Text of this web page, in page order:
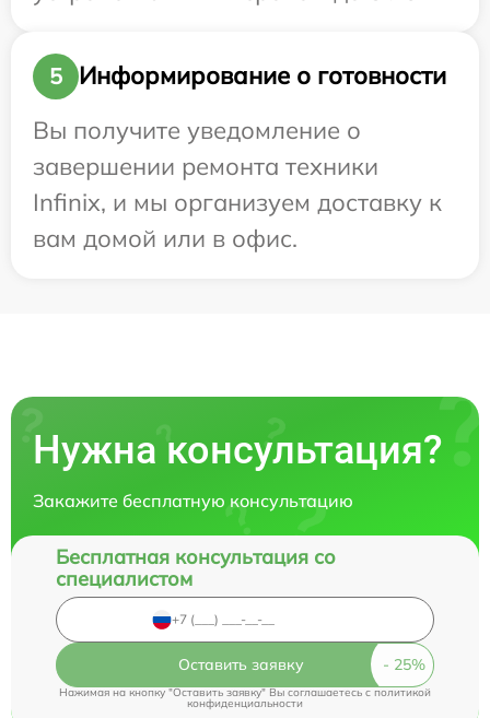
5
Информирование о готовности
Вы получите уведомление о
завершении ремонта техники
Infinix, и мы организуем доставку к
вам домой или в офис.
Нужна консультация?
Закажите бесплатную консультацию
Бесплатная консультация со
специалистом
Оставить заявку
Нажимая на кнопку "Оставить заявку" Вы соглашаетесь cполитикой
конфиденциальности